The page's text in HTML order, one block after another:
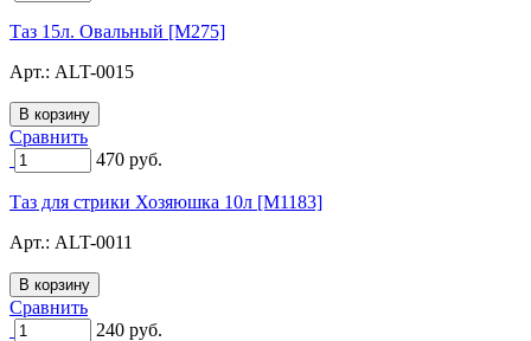
Таз 15л. Овальный [M275]
Арт.: ALT-0015
Сравнить
470 руб.
Таз для стрики Хозяюшка 10л [M1183]
Арт.: ALT-0011
Сравнить
240 руб.